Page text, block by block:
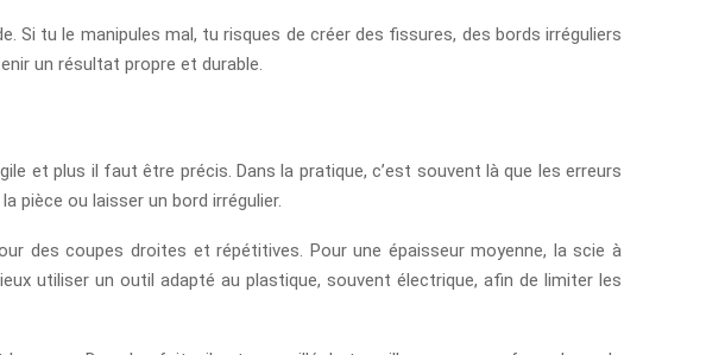
Si tu le manipules mal, tu risques de créer des fissures, des bords irréguliers
un résultat propre et durable.
et plus il faut être précis. Dans la pratique, c’est souvent là que les erreurs
pièce ou laisser un bord irrégulier.
des coupes droites et répétitives. Pour une épaisseur moyenne, la scie à
utiliser un outil adapté au plastique, souvent électrique, afin de limiter les